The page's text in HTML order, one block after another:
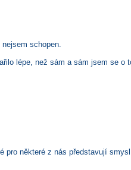
schopen.
lépe, než sám a sám jsem se o
pro některé z nás představují